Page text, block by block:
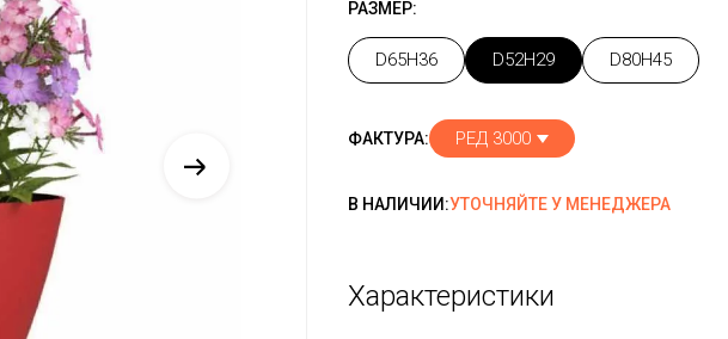
РАЗМЕР:
D65H36 D52H29 D80H45
ФАКТУРА: РЕД 3000
В НАЛИЧИИ:УТОЧНЯЙТЕ У МЕНЕДЖЕРА
Характеристики